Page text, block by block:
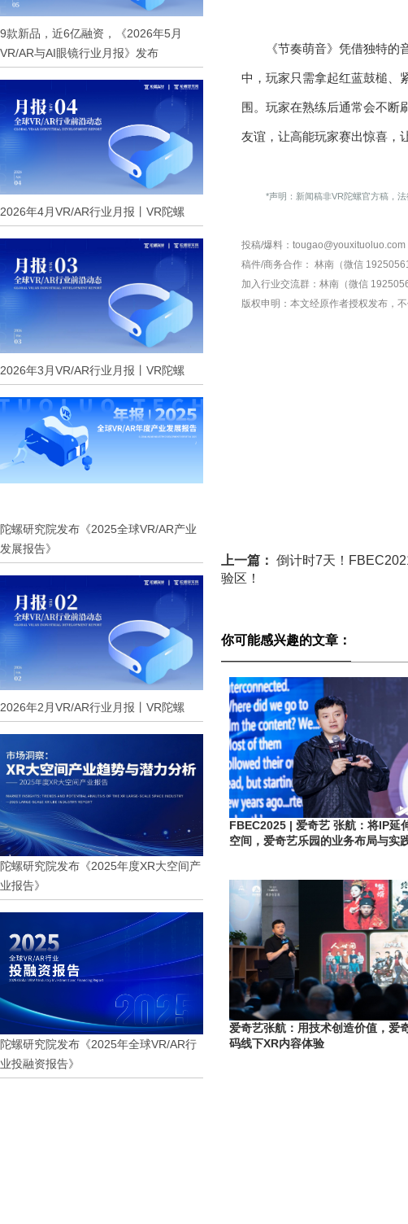
9款新品，近6亿融资，《2026年5月
VR/AR与AI眼镜行业月报》发布
2026年4月VR/AR行业月报丨VR陀螺
2026年3月VR/AR行业月报丨VR陀螺
陀螺研究院发布《2025全球VR/AR产业
发展报告》
2026年2月VR/AR行业月报丨VR陀螺
陀螺研究院发布《2025年度XR大空间产
业报告》
陀螺研究院发布《2025年全球VR/AR行
业投融资报告》
《节奏萌音》凭借独特
中，玩家只需拿起红蓝鼓槌、
围。玩家在熟练后通常会不断
友谊，让高能玩家赛出惊喜，
*声明：新闻稿非VR陀螺官方稿，法
投稿/爆料：tougao@youxituoluo.com
稿件/商务合作： 林南（微信
加入行业交流群： 林南（微信
版权申明：本文经原作者授权发布，
上一篇： 倒计时7天！
验区！
你可能感兴趣的文章：
FBEC2025 | 爱奇艺 张航：将IP延
空间，爱奇艺乐园的业务布局与实
爱奇艺张航：用技术创造价值，爱
码线下XR内容体验